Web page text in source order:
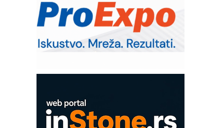
– Pametna signalizacija za efikasnije
upravljanje mašinama
Sigurnije ispitivanje transformatora u
solarnim elektranama i vetroparkovima
Pranje točkova na gradilištu- standard
ROSA i SCHUNK podižu proizvodnju
Detekcija različitih oblika
MAREX - Lim i mašine za savremena
rešenja